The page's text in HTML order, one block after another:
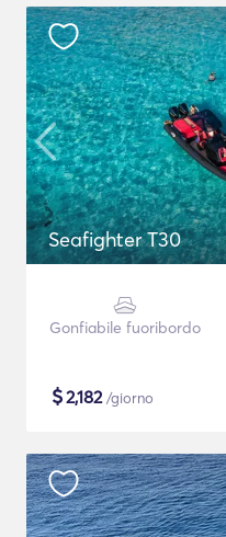
Seafighter T30
Gonfiabile fuoribordo
$2,182/giorno